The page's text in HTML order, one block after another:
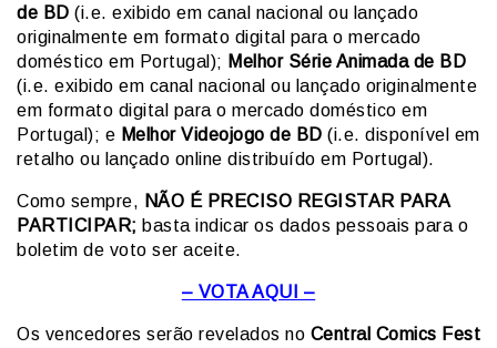
de BD (i.e. exibido em canal nacional ou lançado
originalmente em formato digital para o mercado
doméstico em Portugal); Melhor Série Animada de BD
(i.e. exibido em canal nacional ou lançado originalmente
em formato digital para o mercado doméstico em
Portugal); e Melhor Videojogo de BD (i.e. disponível em
retalho ou lançado online distribuído em Portugal).
Como sempre, NÃO É PRECISO REGISTAR PARA
PARTICIPAR; basta indicar os dados pessoais para o
boletim de voto ser aceite.
– VOTA AQUI –
Os vencedores serão revelados no Central Comics Fest